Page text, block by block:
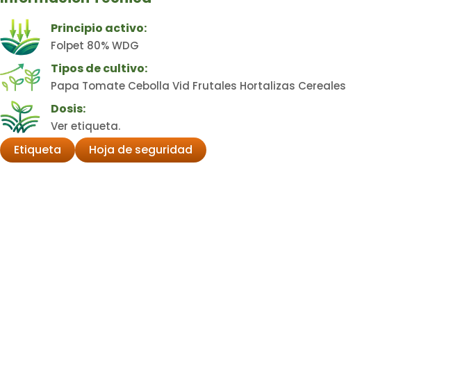
Principio activo:
Folpet 80% WDG
Tipos de cultivo:
Papa Tomate Cebolla Vid Frutales Hortalizas Cereales
Dosis:
Ver etiqueta.
Etiqueta Hoja de seguridad